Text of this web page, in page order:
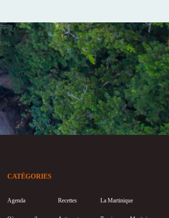
CATÉGORIES
Agenda Recettes La Martinique